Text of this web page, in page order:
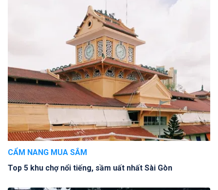
CẨM NANG MUA SẮM
Top 5 khu chợ nổi tiếng, sầm uất nhất Sài Gòn